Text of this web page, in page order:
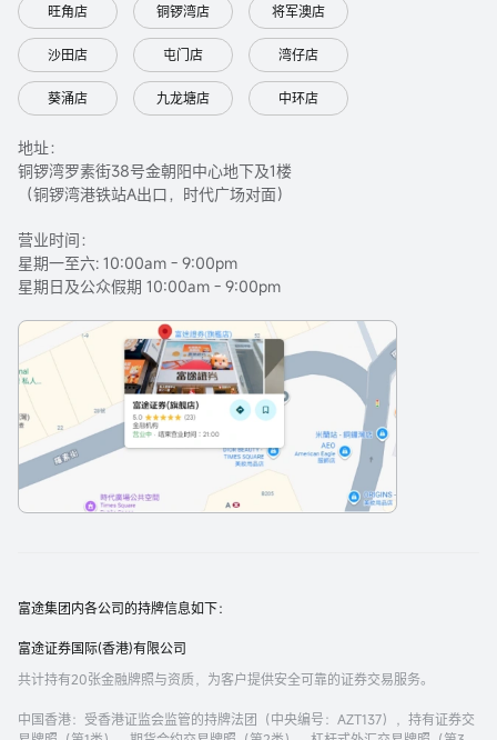
旺角店 铜锣湾店 将军澳店
沙田店 屯门店 湾仔店
葵涌店 九龙塘店 中环店
地址：
铜锣湾罗素街38号金朝阳中心地下及1楼
（铜锣湾港铁站A出口，时代广场对面）
营业时间：
星期一至六: 10:00am - 9:00pm
星期日及公众假期 10:00am - 9:00pm
富途集团内各公司的持牌信息如下：
富途证券国际(香港)有限公司
共计持有20张金融牌照与资质，为客户提供安全可靠的证券交易服务。
中国香港：受香港证监会监管的持牌法团（中央编号：AZT137），持有证券交